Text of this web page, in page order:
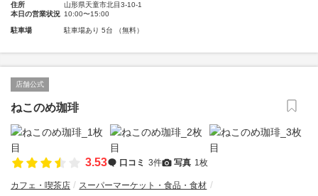
住所
山形県天童市北目3-10-1
本日の営業状況 10:00〜15:00
駐車場 駐車場あり 5台 （無料）
店舗公式
ねこのめ珈琲
3.53 口コミ 3件 写真 1枚
カフェ・喫茶店
スーパーマーケット・食品・食材